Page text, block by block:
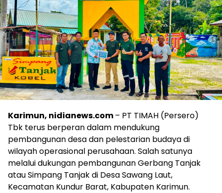
Karimun, nidianews.com– PT TIMAH (Persero)
Tbk terus berperan dalam mendukung
pembangunan desa dan pelestarian budaya di
wilayah operasional perusahaan. Salah satunya
melalui dukungan pembangunan Gerbang Tanjak
atau Simpang Tanjak di Desa Sawang Laut,
Kecamatan Kundur Barat, Kabupaten Karimun.